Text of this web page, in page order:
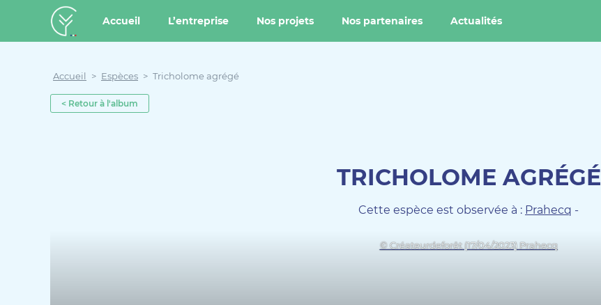
Créateur de forêt
Accueil L’entreprise Nos projets Nos partenaires Actualités
Accueil > Espèces > Tricholome agrégé
< Retour à l'album
TRICHOLOME AGRÉGÉ
Cette espèce est observée à : Prahecq -
© Créateurdeforêt (17/04/2023) Prahecq